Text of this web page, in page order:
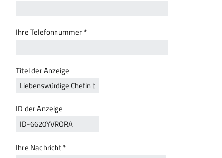
Ihre Telefonnummer *
Titel der Anzeige
ID der Anzeige
Ihre Nachricht *